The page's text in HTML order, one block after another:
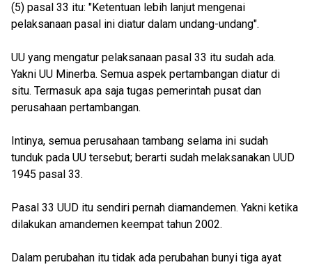
(5) pasal 33 itu: "Ketentuan lebih lanjut mengenai
pelaksanaan pasal ini diatur dalam undang-undang".
UU yang mengatur pelaksanaan pasal 33 itu sudah ada.
Yakni UU Minerba. Semua aspek pertambangan diatur di
situ. Termasuk apa saja tugas pemerintah pusat dan
perusahaan pertambangan.
Intinya, semua perusahaan tambang selama ini sudah
tunduk pada UU tersebut; berarti sudah melaksanakan UUD
1945 pasal 33.
Pasal 33 UUD itu sendiri pernah diamandemen. Yakni ketika
dilakukan amandemen keempat tahun 2002.
Dalam perubahan itu tidak ada perubahan bunyi tiga ayat